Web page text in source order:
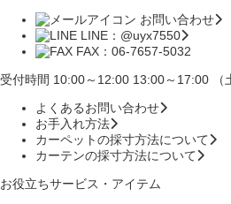
お問い合わせ
LINE：@uyx7550
FAX：06-7657-5032
受付時間 10:00～12:00 13:00～17:00 （
よくあるお問い合わせ
お手入れ方法
カーペットの採寸方法について
カーテンの採寸方法について
お役立ちサービス・アイテム